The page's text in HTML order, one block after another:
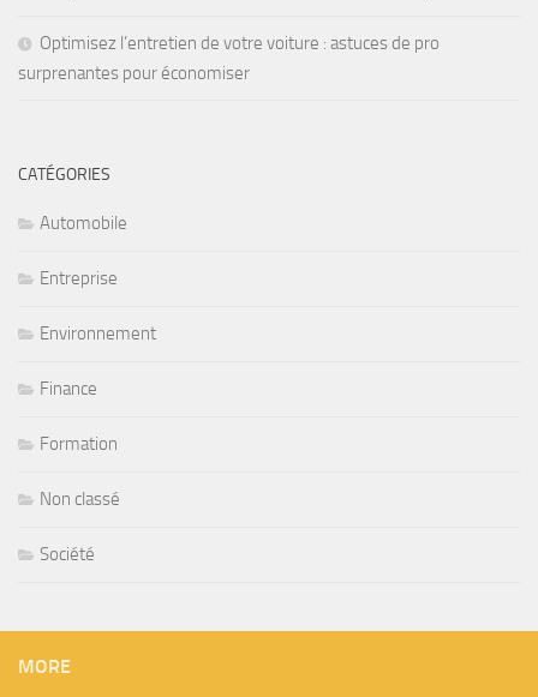
Optimisez l’entretien de votre voiture : astuces de pro
surprenantes pour économiser
CATÉGORIES
Automobile
Entreprise
Environnement
Finance
Formation
Non classé
Société
MORE